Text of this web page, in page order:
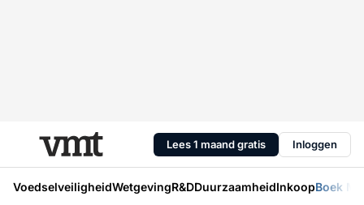
Lees 1 maand gratis Inloggen
VoedselveiligheidWetgevingR&DDuurzaamheidInkoopBoek